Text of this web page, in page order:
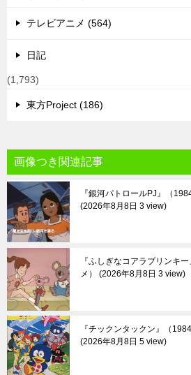
テレビアニメ (564)
日記
(1,793)
東方Project (186)
画像つき関連記事
『銀河パトロールPJ』（
2026年8月8日 3 view
『ふしぎなコアラブリンキ
メ）
2026年8月8日 3 view
『チックンタックン』（
2026年8月8日 5 view